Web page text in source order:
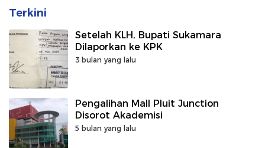
Terkini
Setelah KLH, Bupati Sukamara
Dilaporkan ke KPK
3 bulan yang lalu
Pengalihan Mall Pluit Junction
Disorot Akademisi
5 bulan yang lalu